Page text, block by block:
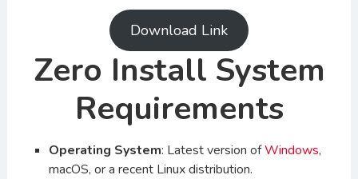
Download Link
Zero Install System
Requirements
Operating System: Latest version ofWindows,
macOS, or a recent Linux distribution.